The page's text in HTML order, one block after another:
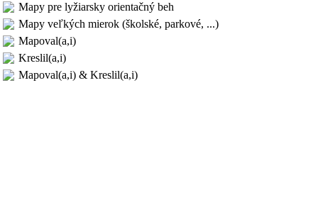
Mapy pre lyžiarsky orientačný beh
Mapy veľkých mierok (školské, parkové, ...)
Mapoval(a,i)
Kreslil(a,i)
Mapoval(a,i) & Kreslil(a,i)